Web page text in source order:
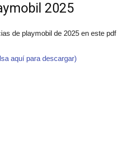
2025
de playmobil de 2025 en este pdf
aquí para descargar)